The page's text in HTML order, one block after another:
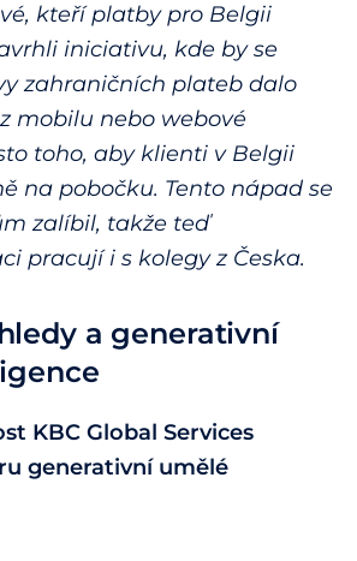
kteří platby pro Belgii
iniciativu, kde by se
zahraničních plateb dalo
mobilu nebo webové
toho, aby klienti v Belgii
na pobočku. Tento nápad se
zalíbil, takže teď
pracují i s kolegy z Česka.
a generativní
KBC Global Services
generativní umělé